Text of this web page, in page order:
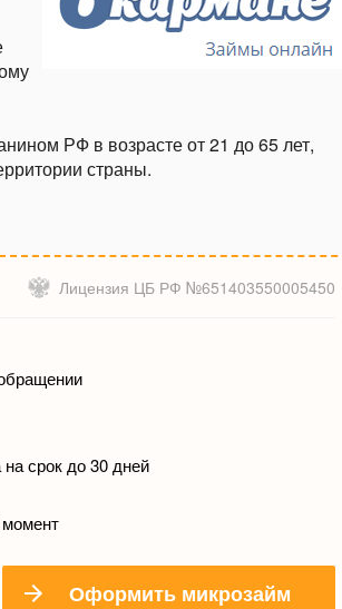
РФ в возрасте от 21 до 65 лет,
страны.
Лицензия ЦБ РФ №651403550005450
срок до 30 дней
Оформить микрозайм